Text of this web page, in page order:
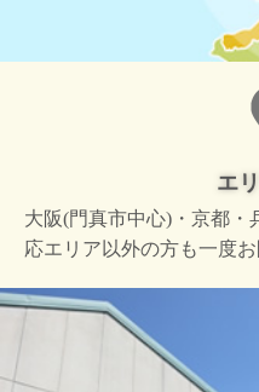
エ
大阪(門真市中心)・京都・
応エリア以外の方も一度